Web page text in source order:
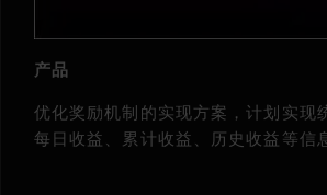
产品
优化奖励机制的实现方案，计划实
每日收益、累计收益、历史收益等信